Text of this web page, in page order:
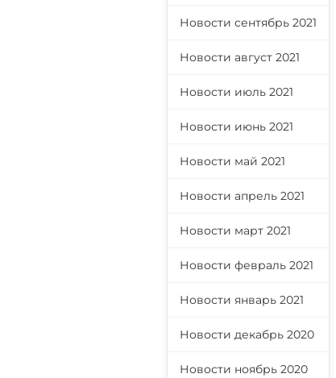
Новости сентябрь 2021
Новости август 2021
Новости июль 2021
Новости июнь 2021
Новости май 2021
Новости апрель 2021
Новости март 2021
Новости февраль 2021
Новости январь 2021
Новости декабрь 2020
Новости ноябрь 2020